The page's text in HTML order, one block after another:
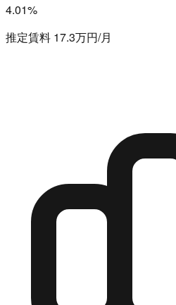
4.01%
推定賃料 17.3万円/月